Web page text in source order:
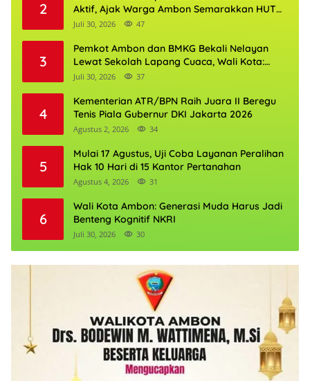
2
Aktif, Ajak Warga Ambon Semarakkan HUT
RI dan HUT Provinsi Maluku
Juli 30, 2026 47
3
Pemkot Ambon dan BMKG Bekali Nelayan
Lewat Sekolah Lapang Cuaca, Wali Kota:
Keselamatan Harus Jadi Prioritas
Juli 30, 2026 37
4
Kementerian ATR/BPN Raih Juara II Beregu
Tenis Piala Gubernur DKI Jakarta 2026
Agustus 2, 2026 34
5
Mulai 17 Agustus, Uji Coba Layanan Peralihan
Hak 10 Hari di 15 Kantor Pertanahan
Agustus 4, 2026 31
6
Wali Kota Ambon: Generasi Muda Harus Jadi
Benteng Kognitif NKRI
Juli 30, 2026 30